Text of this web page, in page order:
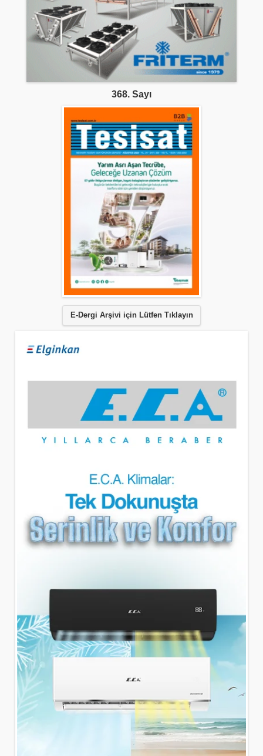
368. Sayı
E-Dergi Arşivi için Lütfen Tıklayın